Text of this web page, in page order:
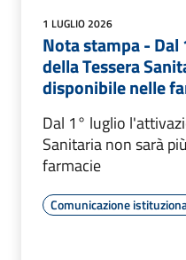
1 LUGLIO 2026
Nota stampa -
della Tessera
disponibile nelle
Dal 1° luglio
Sanitaria non sarà
farmacie
Comunicazione